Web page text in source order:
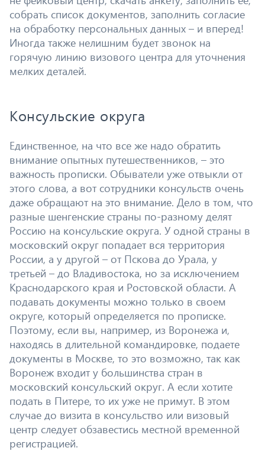
собрать список документов, заполнить согласие
на обработку персональных данных – и вперед!
Иногда также нелишним будет звонок на
горячую линию визового центра для уточнения
мелких деталей.
Консульские округа
Единственное, на что все же надо обратить
внимание опытных путешественников, – это
важность прописки. Обыватели уже отвыкли от
этого слова, а вот сотрудники консульств очень
даже обращают на это внимание. Дело в том, что
разные шенгенские страны по-разному делят
Россию на консульские округа. У одной страны в
московский округ попадает вся территория
России, а у другой – от Пскова до Урала, у
третьей – до Владивостока, но за исключением
Краснодарского края и Ростовской области. А
подавать документы можно только в своем
округе, который определяется по прописке.
Поэтому, если вы, например, из Воронежа и,
находясь в длительной командировке, подаете
документы в Москве, то это возможно, так как
Воронеж входит у большинства стран в
московский консульский округ. А если хотите
подать в Питере, то их уже не примут. В этом
случае до визита в консульство или визовый
центр следует обзавестись местной временной
регистрацией.